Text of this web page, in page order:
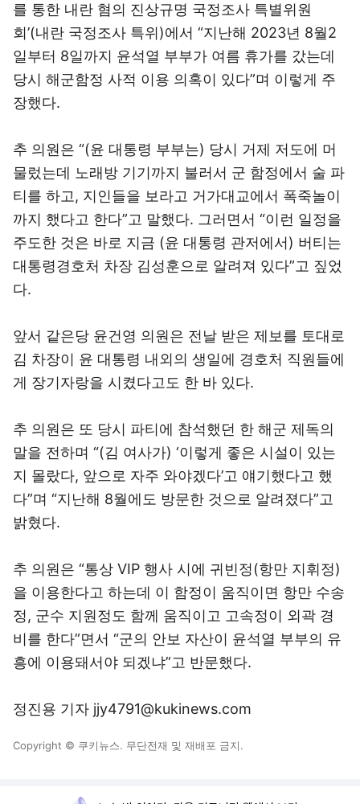
를 통한 내란 혐의 진상규명 국정조사 특별위원
회’(내란 국정조사 특위)에서 “지난해 2023년 8월2
일부터 8일까지 윤석열 부부가 여름 휴가를 갔는데
당시 해군함정 사적 이용 의혹이 있다”며 이렇게 주
장했다.
추 의원은 “(윤 대통령 부부는) 당시 거제 저도에 머
물렀는데 노래방 기기까지 불러서 군 함정에서 술 파
티를 하고, 지인들을 보라고 거가대교에서 폭죽놀이
까지 했다고 한다”고 말했다. 그러면서 “이런 일정을
주도한 것은 바로 지금 (윤 대통령 관저에서) 버티는
대통령경호처 차장 김성훈으로 알려져 있다”고 짚었
다.
앞서 같은당 윤건영 의원은 전날 받은 제보를 토대로
김 차장이 윤 대통령 내외의 생일에 경호처 직원들에
게 장기자랑을 시켰다고도 한 바 있다.
추 의원은 또 당시 파티에 참석했던 한 해군 제독의
말을 전하며 “(김 여사가) ‘이렇게 좋은 시설이 있는
지 몰랐다, 앞으로 자주 와야겠다’고 얘기했다고 했
다”며 “지난해 8월에도 방문한 것으로 알려졌다”고
밝혔다.
추 의원은 “통상 VIP 행사 시에 귀빈정(항만 지휘정)
을 이용한다고 하는데 이 함정이 움직이면 항만 수송
정, 군수 지원정도 함께 움직이고 고속정이 외곽 경
비를 한다”면서 “군의 안보 자산이 윤석열 부부의 유
흥에 이용돼서야 되겠냐”고 반문했다.
정진용 기자 jjy4791@kukinews.com
Copyright © 쿠키뉴스. 무단전재 및 재배포 금지.